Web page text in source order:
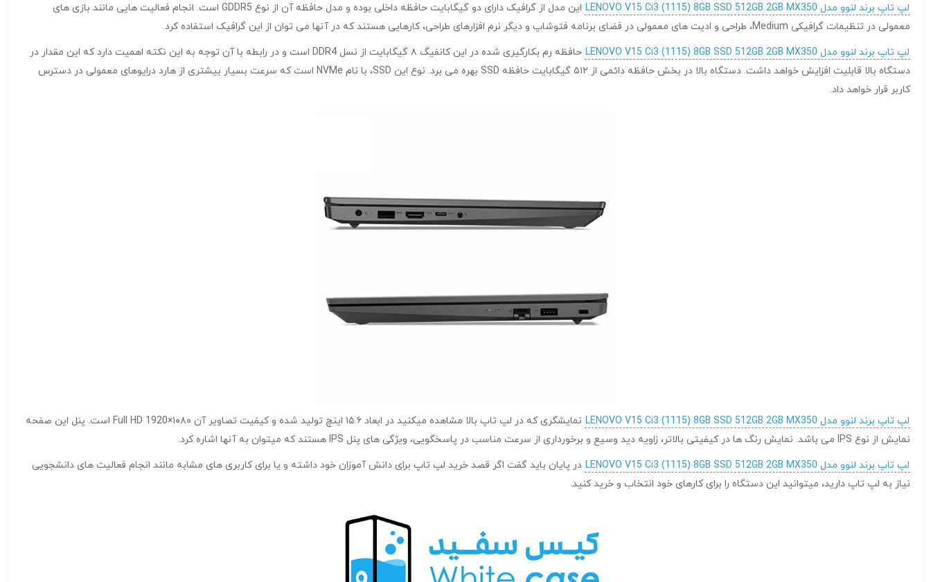
لپ تاپ برند لنوو مدل LENOVO V15 Ci3 (1115) 8GB SSD 512GB 2GB MX350
این مدل از گرافیک دارای دو گیگابایت حافظه داخلی بوده و مدل حافظه آن از نوع GDDR5 است. انجام فعالیت هایی مانند بازی های
معمولی در تنظیمات گرافیکی Medium، طراحی و ادیت های معمولی در فضای برنامه فتوشاپ و دیگر نرم افزارهای طراحی، کارهایی هستند که در آنها می توان از این گرافیک استفاده کرد.
لپ تاپ برند لنوو مدل LENOVO V15 Ci3 (1115) 8GB SSD 512GB 2GB MX350
حافظه رم بکارگیری شده در این کانفیگ ۸ گیگابایت از نسل DDR4 است و در رابطه با آن توجه به این نکته اهمیت دارد که این مقدار در
دستگاه بالا قابلیت افزایش خواهد داشت. دستگاه بالا در بخش حافظه دائمی از ۵۱۲ گیگابایت حافظه SSD بهره می برد. نوع این SSD، با نام NVMe است که سرعت بسیار بیشتری از هارد درایوهای معمولی در دسترس
کاربر قرار خواهد داد.
لپ تاپ برند لنوو مدل LENOVO V15 Ci3 (1115) 8GB SSD 512GB 2GB MX350
نمایشگری که در لپ تاپ بالا مشاهده میکنید در ابعاد ۱۵.۶ اینچ تولید شده و کیفیت تصاویر آن Full HD 1920×۱۰۸۰ است. پنل این صفحه
نمایش از نوع IPS می باشد. نمایش رنگ ها در کیفیتی بالاتر، زاویه دید وسیع و برخورداری از سرعت مناسب در پاسخگویی، ویژگی های پنل IPS هستند که میتوان به آنها اشاره کرد.
لپ تاپ برند لنوو مدل LENOVO V15 Ci3 (1115) 8GB SSD 512GB 2GB MX350
در پایان باید گفت اگر قصد خرید لپ تاپ برای دانش آموزان خود داشته و یا برای کاربری های مشابه مانند انجام فعالیت های دانشجویی
نیاز به لپ تاپ دارید، میتوانید این دستگاه را برای کارهای خود انتخاب و خرید کنید.